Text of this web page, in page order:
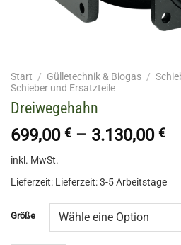
Start / Gülletechnik & Biogas /
Schieber und Ersatzteile
Dreiwegehahn
699,00 € – 3.130,00 €
inkl. MwSt.
Lieferzeit: Lieferzeit: 3-5 Arbeitstage
Größe